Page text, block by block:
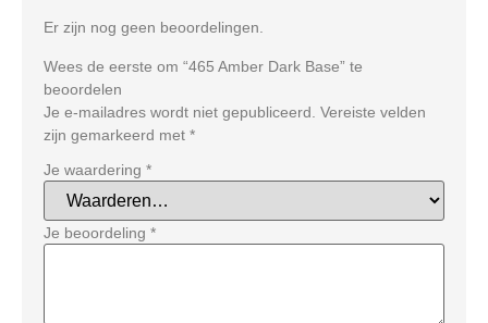
Er zijn nog geen beoordelingen.
Wees de eerste om “465 Amber Dark Base” te
beoordelen
Je e-mailadres wordt niet gepubliceerd. Vereiste velden
zijn gemarkeerd met *
Je waardering *
Je beoordeling *